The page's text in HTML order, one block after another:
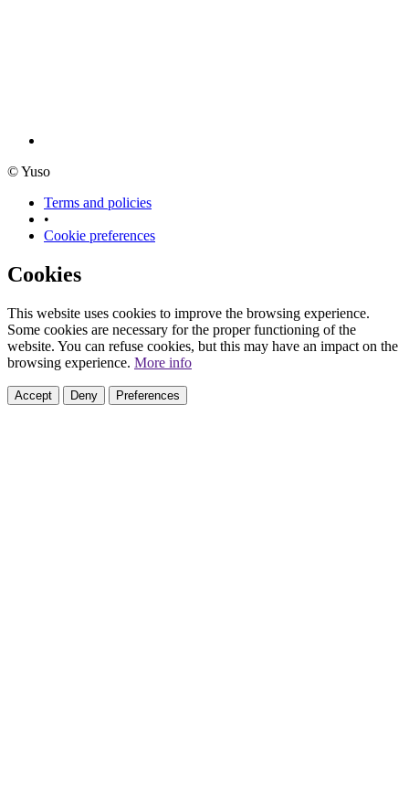
© Yuso
Terms and policies
•
Cookie preferences
Cookies
This website uses cookies to improve the browsing experience.
Some cookies are necessary for the proper functioning of the
website. You can refuse cookies, but this may have an impact on the
browsing experience. More info
Accept Deny Preferences